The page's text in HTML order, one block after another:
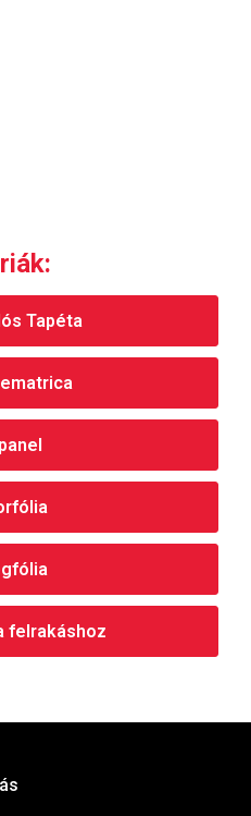
Tapéta
felrakáshoz